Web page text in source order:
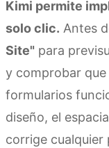
Kimi permite
solo clic. Antes
Site" para
y comprobar
formularios
diseño, el
corrige cualquier